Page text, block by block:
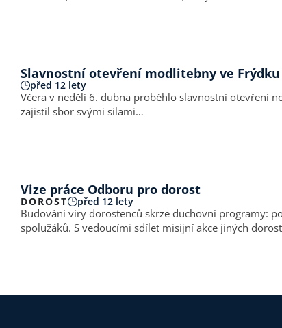
Slavnostní otevření modlitebny ve
před 12 lety
Včera v neděli 6. dubna proběhlo slavnostní otevření
zajistil sbor svými silami…
Vize práce Odboru pro dorost
DOROST před 12 lety
Budování víry dorostenců skrze duchovní programy:
spolužáků. S vedoucími sdílet misijní akce jiných